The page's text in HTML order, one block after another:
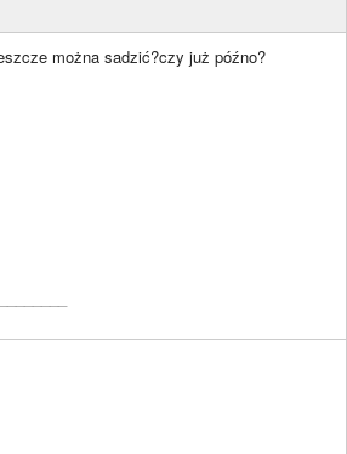
można sadzić?czy już późno?